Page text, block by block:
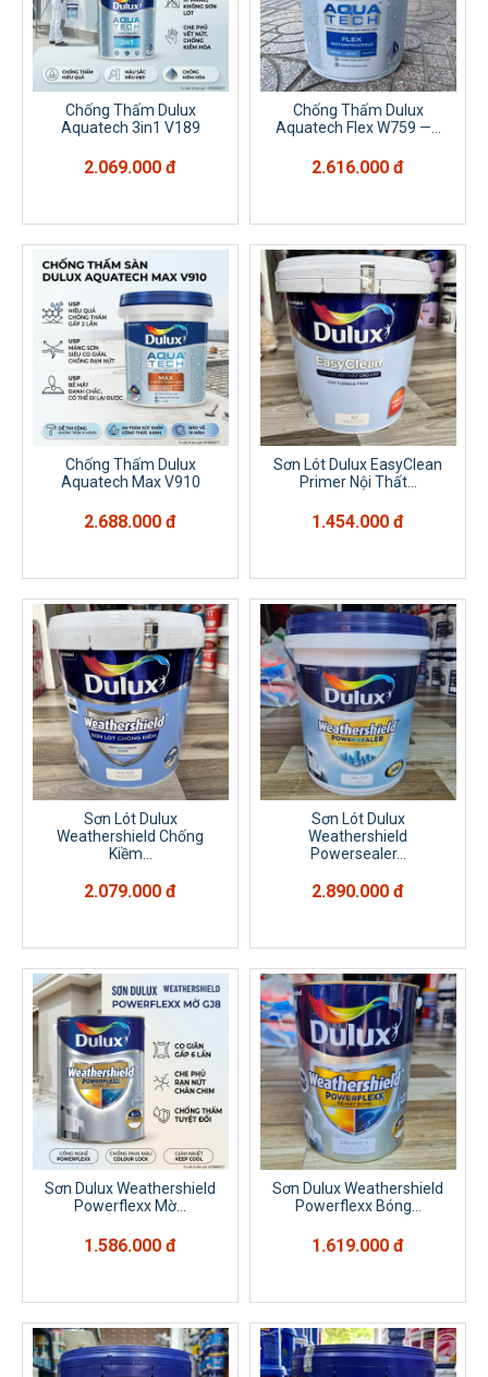
Chống Thấm Dulux
Aquatech 3in1 V189
2.069.000 đ
Chống Thấm Dulux
Aquatech Flex W759 —...
2.616.000 đ
Chống Thấm Dulux
Aquatech Max V910
2.688.000 đ
Sơn Lót Dulux EasyClean
Primer Nội Thất...
1.454.000 đ
Sơn Lót Dulux
Weathershield Chống
Kiềm...
2.079.000 đ
Sơn Lót Dulux
Weathershield
Powersealer...
2.890.000 đ
Sơn Dulux Weathershield
Powerflexx Mờ...
1.586.000 đ
Sơn Dulux Weathershield
Powerflexx Bóng...
1.619.000 đ